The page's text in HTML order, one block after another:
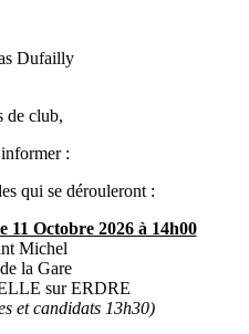
Dufailly
de club,
:
qui se dérouleront :
11 Octobre 2026 à 14h00
Michel
la Gare
sur ERDRE
et candidats 13h30)